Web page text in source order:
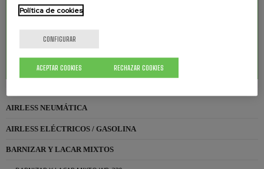
Manual de equipo para barnizar y lacar mixto
Manual de equipo para barnizar y lacar mixto
AIRLESS NEUMÁTICA
AIRLESS ELÉCTRICOS / GASOLINA
BARNIZAR Y LACAR MIXTOS
Política de cookies
CONFIGURAR
RECHAZAR COOKIES
ACEPTAR COOKIES